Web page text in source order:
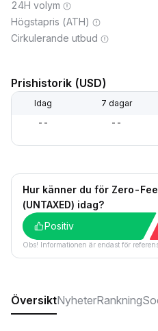
24H volym
Högstapris (ATH)
Cirkulerande utbud
Prishistorik (USD)
Idag 7 dagar
-- --
Hur känner du för Zero-
(UNTAXED) idag?
Positiv
Obs! Informationen är endast för
ÖversiktNyheterRankning